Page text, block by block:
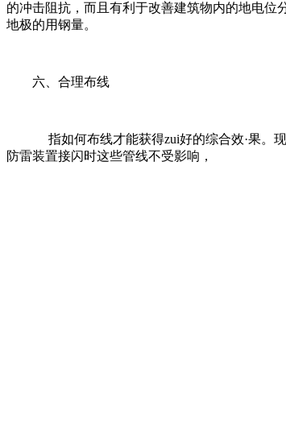
的冲击阻抗，而且有利于改善建筑物内的地电位
地极的用钢量。
六、合理布线
指如何布线才能获得zui好的综合效·果。
防雷装置接闪时这些管线不受影响，